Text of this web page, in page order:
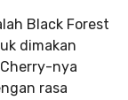
Black Forest
dimakan
Cherry-nya
rasa